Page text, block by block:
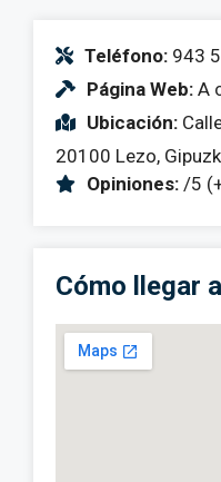
Teléfono: 943
Página Web: A
Ubicación:
20100 Lezo,
Opiniones: /5
Cómo llegar